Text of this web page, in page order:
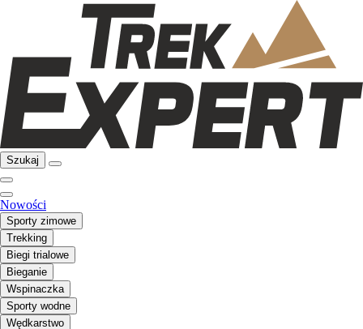
Szukaj
Nowości
Sporty zimowe
Trekking
Biegi trialowe
Bieganie
Wspinaczka
Sporty wodne
Wędkarstwo